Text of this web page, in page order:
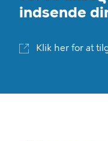
indsende
Klik her for at